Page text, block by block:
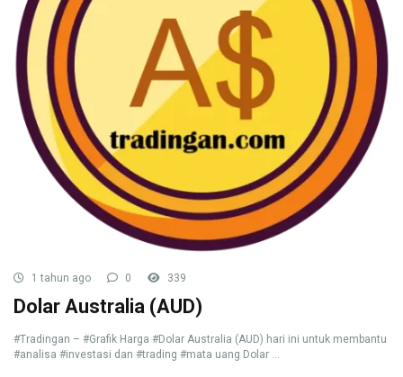
1 tahun ago 0 339
Dolar Australia (AUD)
#Tradingan – #Grafik Harga #Dolar Australia (AUD) hari ini untuk membantu
#analisa #investasi dan #trading #mata uang Dolar ...